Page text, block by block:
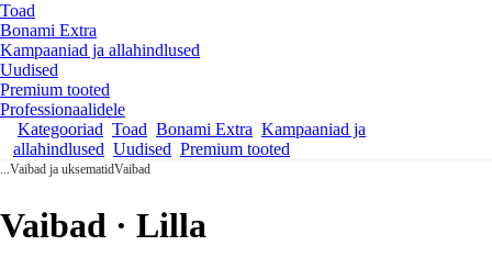
Toad
Bonami Extra
Kampaaniad ja allahindlused
Uudised
Premium tooted
Professionaalidele
Kategooriad Toad Bonami Extra Kampaaniad ja
allahindlused Uudised Premium tooted
...Vaibad ja uksematidVaibad
Vaibad · Lilla